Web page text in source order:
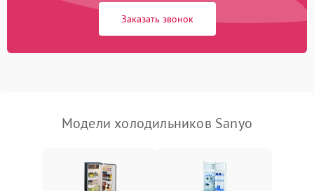
Сбой в работе инвертора
работе
2000 ₽ Подробнее →
Заказать звонок
Модели холодильников Sanyo